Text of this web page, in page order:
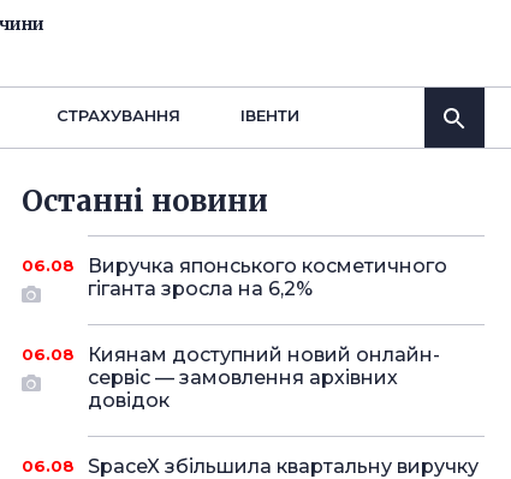
СТРАХУВАННЯ IВЕНТИ
Останнi новини
06.08
Виручка японського косметичного
гіганта зросла на 6,2%
06.08
Киянам доступний новий онлайн-
сервіс — замовлення архівних
довідок
06.08
SpaceX збільшила квартальну виручку